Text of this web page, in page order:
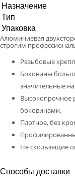
Назначение
Тип
Упаковка
Алюминиевая
строгим
Резьбовые
Боковины
значительные
Высокопрочное
боковинами.
Плотное, без
Не скользящие
Способы доставки